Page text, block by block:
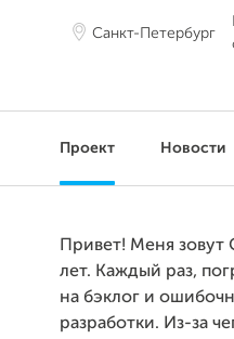
Санкт-Петербург
Проект Новости
Привет! Меня
лет. Каждый раз,
на бэклог и
разработки. Из-за